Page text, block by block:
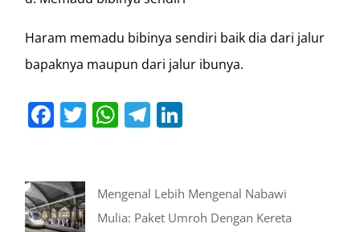
Haram memadu bibinya sendiri baik dia dari jalur
bapaknya maupun dari jalur ibunya.
Facebook
Twitter
WhatsApp
Telegram
Mengenal Lebih Mengenal Nabawi
Mulia: Paket Umroh Dengan Kereta